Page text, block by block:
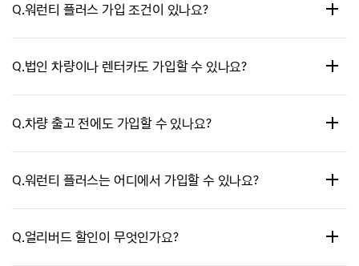
Q.워런티 플러스 가입 조건이 있나요?
가입하실 수 있습니다.
법인 차량과 택시·리스·렌터카를 포함한 영업용·상용 차량은 가입하실
수 없으며, 가입하셔도 취소될 수 있습니다.
Q.법인 차량이나 렌터카도 가입할 수 있나요?
가입하실 수 없으며, 가입하셔도 취소될 수 있습니다.
Q.차량 출고 전에도 가입할 수 있나요?
Q.워런티 플러스는 어디에서 가입할 수 있나요?
* 제네시스 부티크 홈페이지 로그인 > [프리미엄 서비스] 탭 > [워런티
Q.얼리버드 할인이 무엇인가요?